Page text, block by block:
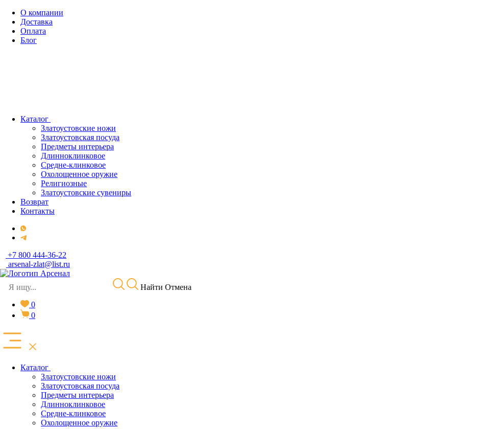
О компании
Доставка
Оплата
Блог
Каталог
Златоустовские ножи
Златоустовская посуда
Предметы интерьера
Длинноклинковое
Средне-клинковое
Охолощенное оружие
Религиозные
Златоустовские сувениры
Возврат
Контакты
+7 800 444-36-22
arsenal-zlat@list.ru
Найти Отмена
0
0
Каталог
Златоустовские ножи
Златоустовская посуда
Предметы интерьера
Длинноклинковое
Средне-клинковое
Охолощенное оружие